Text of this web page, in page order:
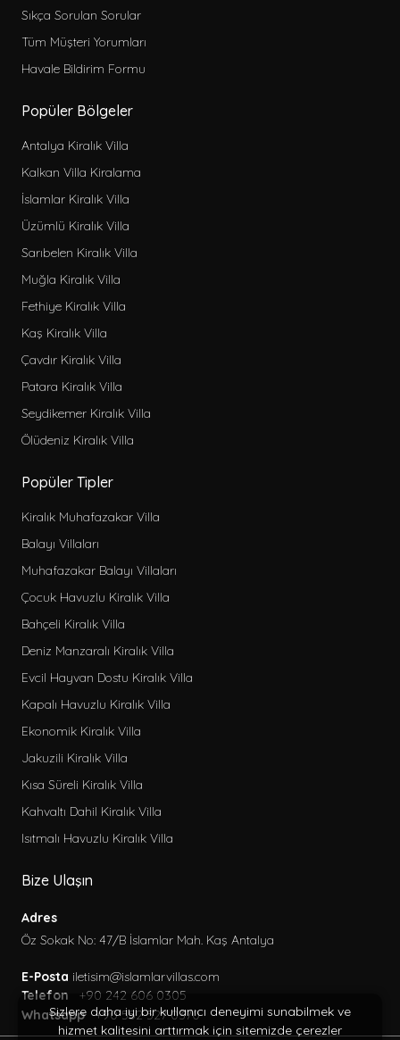
Merkeze Yakın Kiralık Apart
Ekonomik Kiralık Apart
Seçili ve seçilen herhangi biri
Salıncak
Langırt
Bilardo
Masa tenisi
Oyun parkı
Sinema odası
Spor aleti
Geniş havuz
Jeneratör
Şömine
Su Kaydırağı
Sıkça Sorulan Sorular
Tüm Müşteri Yorumları
Havale Bildirim Formu
Popüler Bölgeler
Antalya Kiralık Villa
Kalkan Villa Kiralama
İslamlar Kiralık Villa
Üzümlü Kiralık Villa
Sarıbelen Kiralık Villa
Muğla Kiralık Villa
Fethiye Kiralık Villa
Kaş Kiralık Villa
Çavdır Kiralık Villa
Patara Kiralık Villa
Seydikemer Kiralık Villa
Ölüdeniz Kiralık Villa
Popüler Tipler
Kiralık Muhafazakar Villa
Balayı Villaları
Muhafazakar Balayı Villaları
Çocuk Havuzlu Kiralık Villa
Bahçeli Kiralık Villa
Deniz Manzaralı Kiralık Villa
Evcil Hayvan Dostu Kiralık Villa
Kapalı Havuzlu Kiralık Villa
Ekonomik Kiralık Villa
Jakuzili Kiralık Villa
Kısa Süreli Kiralık Villa
Kahvaltı Dahil Kiralık Villa
Isıtmalı Havuzlu Kiralık Villa
Bize Ulaşın
Adres
Öz Sokak No: 47/B İslamlar Mah. Kaş Antalya
E-Posta iletisim@islamlarvillas.com
Telefon
+90 242 606 0305
Whatsapp +90 552 527 0370
Sizlere daha iyi bir kullanıcı deneyimi sunabilmek ve
hizmet kalitesini arttırmak için sitemizde çerezler